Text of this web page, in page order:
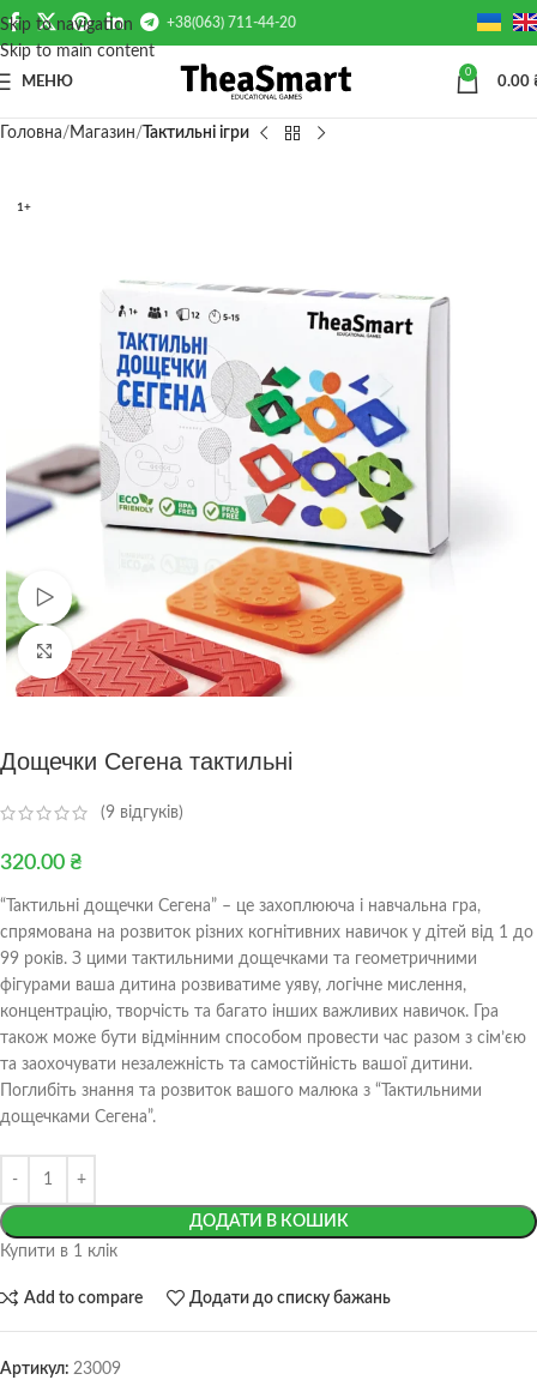
Skip to navigation
Skip to main content
+38(063) 711-44-20
МЕНЮ
0
0.00
Головна Магазин Тактильні ігри
1+
Переглянути
Клацніть, щоб збільшити
Дощечки Сегена тактильні
(9 відгуків)
320.00 ₴
“Тактильні дощечки Сегена” – це захоплююча і навчальна гра,
спрямована на розвиток різних когнітивних навичок у дітей від 1 до
99 років. З цими тактильними дощечками та геометричними
фігурами ваша дитина розвиватиме уяву, логічне мислення,
концентрацію, творчість та багато інших важливих навичок. Гра
також може бути відмінним способом провести час разом з сім’єю
та заохочувати незалежність та самостійність вашої дитини.
Поглибіть знання та розвиток вашого малюка з “Тактильними
дощечками Сегена”.
ДОДАТИ В КОШИК
Купити в 1 клік
Add to compare Додати до списку бажань
Артикул: 23009